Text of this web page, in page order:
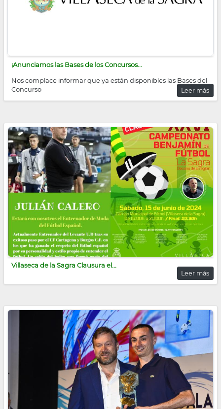
¡Anunciamos las Bases de los Concursos...
Nos complace informar que ya están disponibles las Bases del
Concurso
Leer más
Villaseca de la Sagra Clausura el...
Leer más